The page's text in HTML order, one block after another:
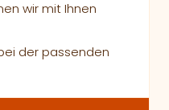
wir mit Ihnen
der passenden